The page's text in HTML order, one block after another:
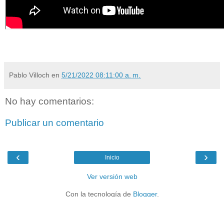
Pablo Villoch en 5/21/2022 08:11:00 a. m.
No hay comentarios:
Publicar un comentario
‹ ›
Inicio
Ver versión web
Con la tecnología de Blogger.